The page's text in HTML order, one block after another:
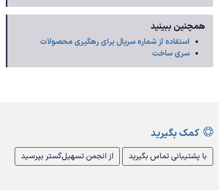
همچنین ببینید
استفاده از شماره سریال برای رهگیری محصولات
سری ساخت
کمک بگیرید
با پشتیبانی تماس بگیرید از انجمن تسهیل‌گستر بپرسید